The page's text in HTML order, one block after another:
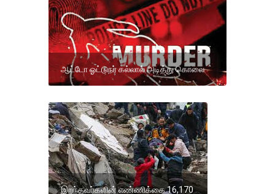
ஆட்டோ ஓட்டுநர் கல்லால் அடித்து கொலை
இறந்தவர்களின் எண்ணிக்கை 16,170